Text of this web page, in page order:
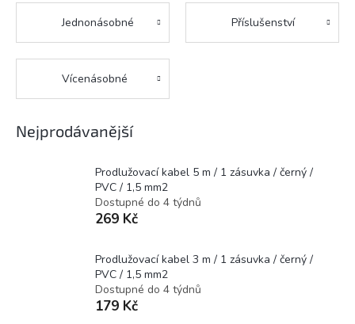
Jednonásobné Příslušenství
Vícenásobné
Nejprodávanější
Prodlužovací kabel 5 m / 1 zásuvka / černý /
PVC / 1,5 mm2
Dostupné do 4 týdnů
269 Kč
Prodlužovací kabel 3 m / 1 zásuvka / černý /
PVC / 1,5 mm2
Dostupné do 4 týdnů
179 Kč